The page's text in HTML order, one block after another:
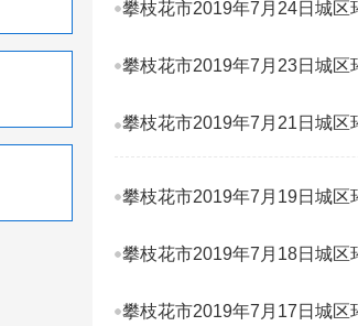
攀枝花市2019年7月24日城区
攀枝花市2019年7月23日城区
攀枝花市2019年7月21日城区
攀枝花市2019年7月19日城区
攀枝花市2019年7月18日城区
攀枝花市2019年7月17日城区